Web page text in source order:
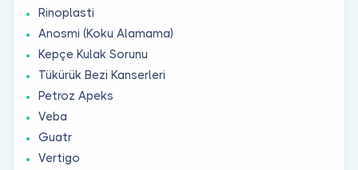
Rinoplasti
Anosmi (Koku Alamama)
Kepçe Kulak Sorunu
Tükürük Bezi Kanserleri
Petroz Apeks
Veba
Guatr
Vertigo